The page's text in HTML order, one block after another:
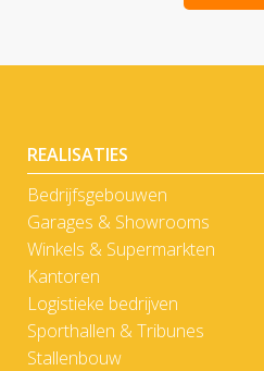
REALISATIES
Bedrijfsgebouwen
Garages & Showrooms
Winkels & Supermarkten
Kantoren
Logistieke bedrijven
Sporthallen & Tribunes
Stallenbouw